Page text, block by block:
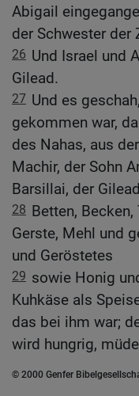
Abigail
der Schwester der
26 Und Israel und
Gilead.
27 Und es
gekommen war,
des Nahas, aus
Machir, der Sohn
Barsillai, der
28 Betten,
Gerste, Mehl und
und Geröstetes
29 sowie Honig
Kuhkäse als
das bei ihm war;
wird hungrig,
© 2000 Genfer